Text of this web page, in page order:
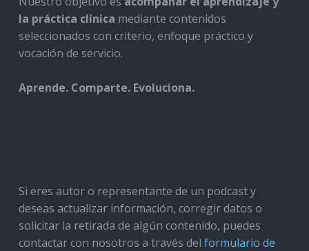
la práctica clínica mediante contenidos
seleccionados con criterio, enfoque práctico y
vocación de servicio.
Aprende. Comparte. Evoluciona.
Si eres autor o representante de un podcast y
deseas actualizar información, corregir datos o
solicitar la retirada de algún contenido, puedes
contactar con nosotros a través del formulario de